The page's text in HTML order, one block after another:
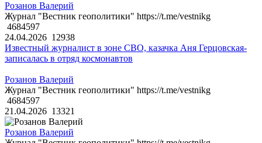
Розанов Валерий
Журнал "Вестник геополитики" https://t.me/vestnikg
4684597
24.04.2026 12938
Известный журналист в зоне СВО, казачка Аня Герцовская-
записалась в отряд космонавтов
Розанов Валерий
Журнал "Вестник геополитики" https://t.me/vestnikg
4684597
21.04.2026 13321
Розанов Валерий